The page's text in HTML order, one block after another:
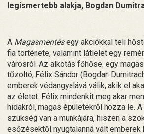
legismertebb alakja, Bogdan
A Magasmentésegy akciókkal teli
fia története, valamint látlelet egy
városról. Az alkotás főhőse, egy
tűzoltó, Félix Sándor (Bogdan
emberek védangyalává válik, akik el
az életet. Félix mindenkit meg akar
hidakról, magas épületekről hozza le.
szükség van a munkájára, hiszen a
esőzésektől nyugtalanná vált emberek